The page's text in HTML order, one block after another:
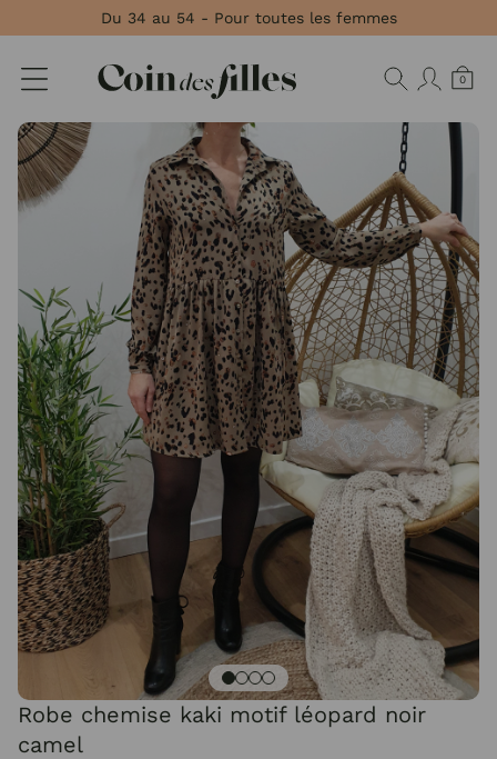
Du 34 au 54 - Pour toutes les femmes
0
Robe chemise kaki motif léopard noir
camel
Panneau de gestion des cookies